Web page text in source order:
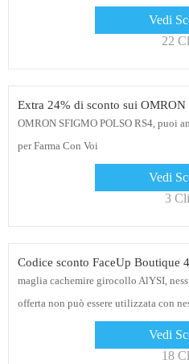
Vedi
22
Extra 24% di sconto sui
OMRON SFIGMO POLSO RS4, puoi
per Farma Con Voi
Vedi
3
Codice sconto FaceUp Boutique
maglia cachemire girocollo AlYSI,
offerta non può essere utilizzata con
Vedi
18